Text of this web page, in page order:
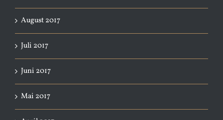
August 2017
Juli 2017
Juni 2017
Mai 2017